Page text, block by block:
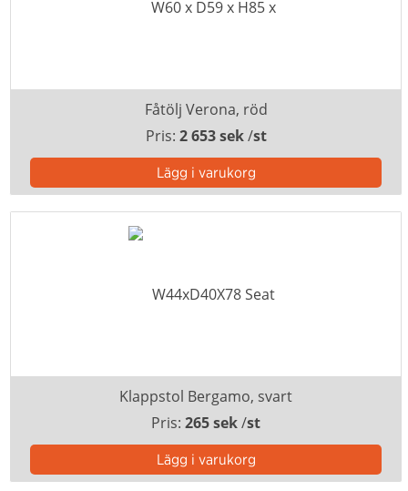
Fåtölj Verona, röd
Pris: 2 653 sek/st
Klappstol Bergamo, svart
Pris: 265 sek/st